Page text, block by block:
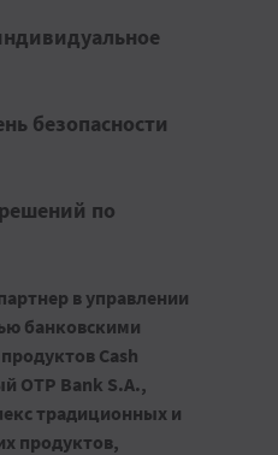
безопасности
по
в управлении
банковскими
Cash
OTP Bank S.A.,
традиционных и
продуктов,